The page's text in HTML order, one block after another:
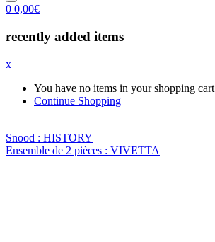
0 0,00€
recently added items
x
You have no items in your shopping cart
Continue Shopping
Snood : HISTORY
Ensemble de 2 pièces : VIVETTA